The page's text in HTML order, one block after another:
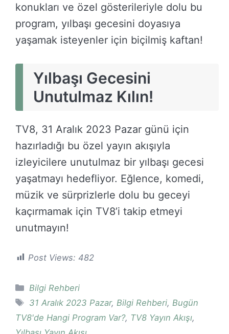
konukları ve özel gösterileriyle dolu bu
program, yılbaşı gecesini doyasıya
yaşamak isteyenler için biçilmiş kaftan!
Yılbaşı Gecesini
Unutulmaz Kılın!
TV8, 31 Aralık 2023 Pazar günü için
hazırladığı bu özel yayın akışıyla
izleyicilere unutulmaz bir yılbaşı gecesi
yaşatmayı hedefliyor. Eğlence, komedi,
müzik ve sürprizlerle dolu bu geceyi
kaçırmamak için TV8’i takip etmeyi
unutmayın!
Post Views: 482
Kategoriler
Bilgi Rehberi
Etiketler
31 Aralık 2023 Pazar, Bilgi Rehberi, Bugün
TV8'de Hangi Program Var?, TV8 Yayın Akışı,